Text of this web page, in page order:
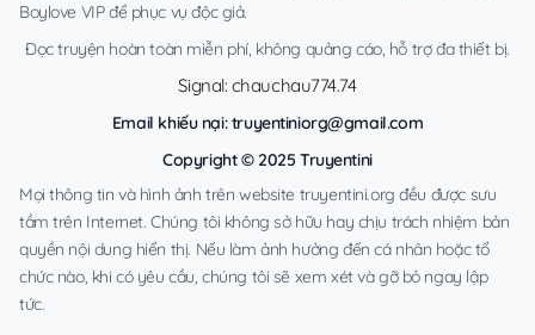
Boylove VIP để phục vụ độc giả.
Đọc truyện hoàn toàn miễn phí, không quảng cáo, hỗ trợ đa thiết bị.
Signal: chauchau774.74
Email khiếu nại:truyentiniorg@gmail.com
Copyright © 2025 Truyentini
Mọi thông tin và hình ảnh trên website truyentini.org đều được sưu
tầm trên Internet. Chúng tôi không sở hữu hay chịu trách nhiệm bản
quyền nội dung hiển thị. Nếu làm ảnh hưởng đến cá nhân hoặc tổ
chức nào, khi có yêu cầu, chúng tôi sẽ xem xét và gỡ bỏ ngay lập
tức.